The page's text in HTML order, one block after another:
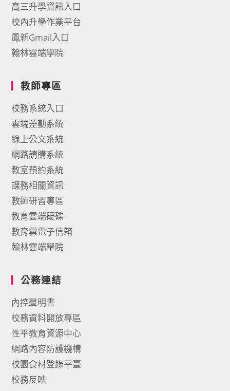
高三升學資訊入口
校內升學作業平台
鳳新Gmail入口
翰林雲端學院
教師專區
校務系統入口
雲端差勤系統
線上公文系統
網路請購系統
教室預約系統
課務相關資訊
教師研習專區
教育雲端硬碟
教育雲電子信箱
翰林雲端學院
公務連結
內控聲明書
校務資料開放專區
性平教育資源中心
網路內容防護機構
校園食材登錄平臺
校務反映